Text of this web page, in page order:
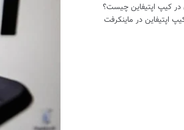
درکیپ اپتیفاین چیست؟
اپتیفاین در ماینکرفت